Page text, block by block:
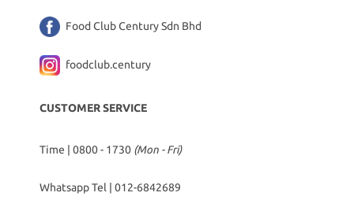
Food Club Century Sdn Bhd
foodclub.century
CUSTOMER SERVICE
Time | 0800 - 1730 (Mon - Fri)
Whatsapp Tel | 012-6842689